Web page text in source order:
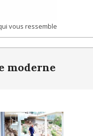
vous ressemble
moderne